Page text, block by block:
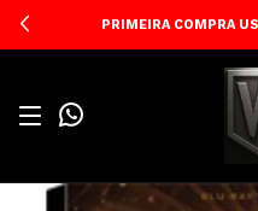
PRIMEIRA COMPRA